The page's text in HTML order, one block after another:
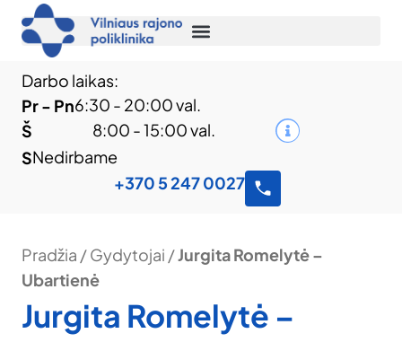
Darbo laikas:
Pr - Pn6:30 - 20:00 val.
Š
8:00 - 15:00 val.
SNedirbame
+370 5 247 0027
Pradžia /Gydytojai /Jurgita Romelytė –
Ubartienė
Jurgita Romelytė –